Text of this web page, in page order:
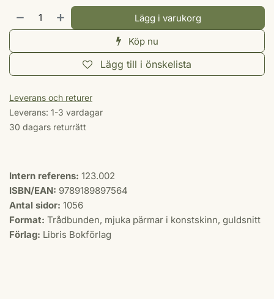
Lägg i varukorg
Köp nu
Lägg till i önskelista
Leverans och returer
Leverans: 1-3 vardagar
30 dagars returrätt
Intern referens: 123.002
ISBN/EAN: 9789189897564
Antal sidor: 1056
Format: Trådbunden, mjuka pärmar i konstskinn, guldsnitt
Förlag: Libris Bokförlag